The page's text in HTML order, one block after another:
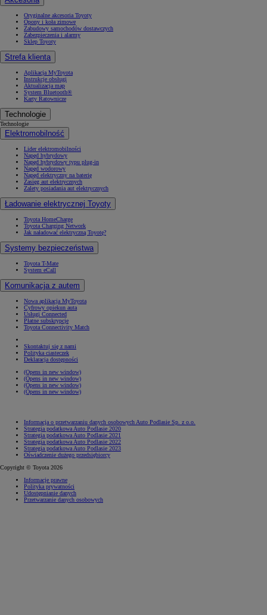
Oryginalne akcesoria Toyoty
Opony i koła zimowe
Zabudowy samochodów dostawczych
Zabezpieczenia i alarmy
Sklep Toyoty
Strefa klienta
Aplikacja MyToyota
Instrukcje obsługi
Aktualizacja map
System Bluetooth®
Karty Ratownicze
Technologie
Technologie
Elektromobilność
Lider elektromobilności
Napęd hybrydowy
Napęd hybrydowy typu plug-in
Napęd wodorowy
Napęd elektryczny na baterię
Zasięg aut elektrycznych
Zalety posiadania aut elektrycznych
Ładowanie elektrycznej Toyoty
Toyota HomeCharge
Toyota Charging Network
Jak naładować elektryczną Toyotę?
Systemy bezpieczeństwa
Toyota T-Mate
System eCall
Komunikacja z autem
Nowa aplikacja MyToyota
Cyfrowy opiekun auta
Usługi Connected
Płatne subskrypcje
Toyota Connectivity Match
Skontaktuj się z nami
Polityka ciasteczek
Deklaracja dostępności
(Opens in new window)
(Opens in new window)
(Opens in new window)
(Opens in new window)
Informacja o przetwarzaniu danych osobowych Auto Podlasie Sp. z o.o.
Strategia podatkowa Auto Podlasie 2020
Strategia podatkowa Auto Podlasie 2021
Strategia podatkowa Auto Podlasie 2022
Strategia podatkowa Auto Podlasie 2023
Oświadczenie dużego przedsiębiorcy
Copyright © Toyota 2026
Informacje prawne
Polityka prywatności
Udostępnianie danych
Przetwarzanie danych osobowych